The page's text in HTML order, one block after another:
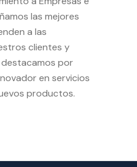
las mejores
a las
clientes y
por
en servicios
productos.